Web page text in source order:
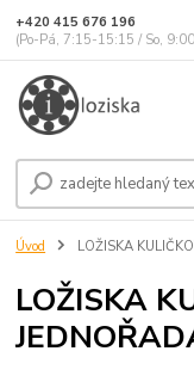
+420 415 676 196
(Po-Pá, 7:15-15:15 / So,
Úvod LOŽISKA
LOŽISKA